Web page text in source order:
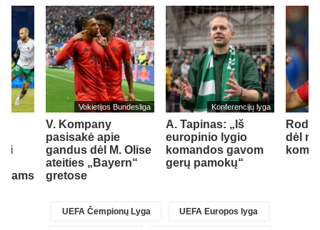
Vokietijos Bundesliga
V. Kompany
pasisakė apie
gandus dėl M. Olise
ateities „Bayern“
gretose
Konferencijų lyga
A. Tapinas: „Iš
europinio lygio
komandos gavom
gerų pamokų“
Rodri
dėl
UEFA Čempionų Lyga UEFA Europos lyga